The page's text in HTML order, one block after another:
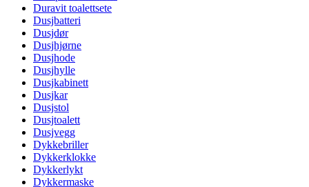
Duravit toalettsete
Dusjbatteri
Dusjdør
Dusjhjørne
Dusjhode
Dusjhylle
Dusjkabinett
Dusjkar
Dusjstol
Dusjtoalett
Dusjvegg
Dykkebriller
Dykkerklokke
Dykkerlykt
Dykkermaske